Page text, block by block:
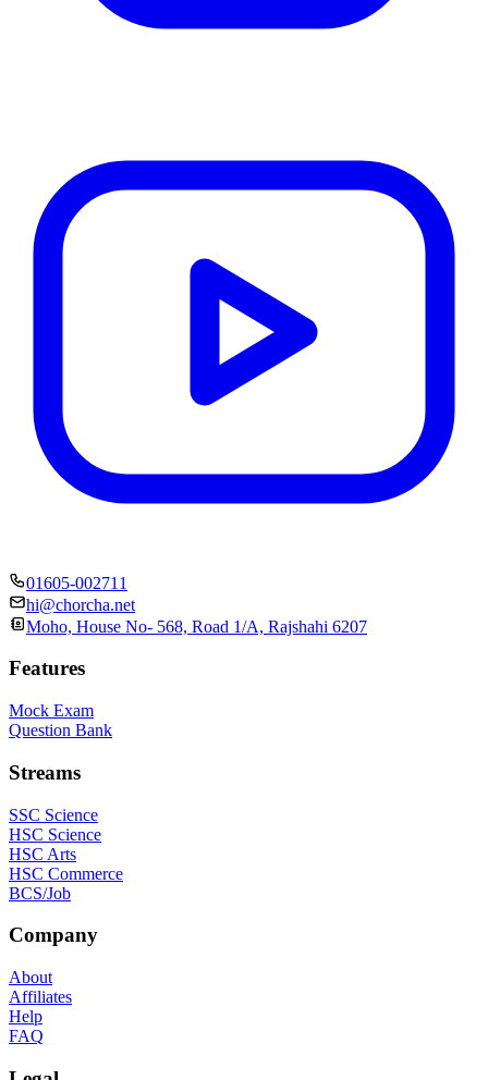
01605-002711
hi@chorcha.net
Moho, House No- 568, Road 1/A, Rajshahi 6207
Features
Mock Exam
Question Bank
Streams
SSC Science
HSC Science
HSC Arts
HSC Commerce
BCS/Job
Company
About
Affiliates
Help
FAQ